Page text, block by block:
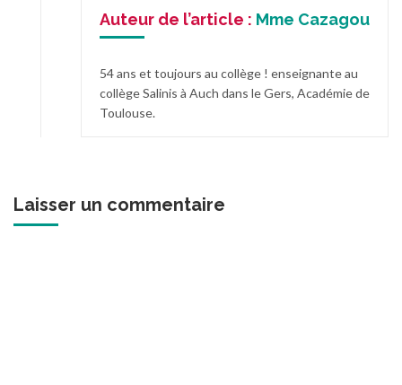
Auteur de l’article : Mme Cazagou
54 ans et toujours au collège ! enseignante au
collège Salinis à Auch dans le Gers, Académie de
Toulouse.
Laisser un commentaire